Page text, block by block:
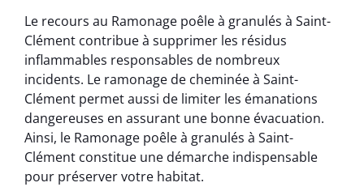
Le recours au Ramonage poêle à granulés à Saint-
Clément contribue à supprimer les résidus
inflammables responsables de nombreux
incidents. Le ramonage de cheminée à Saint-
Clément permet aussi de limiter les émanations
dangereuses en assurant une bonne évacuation.
Ainsi, le Ramonage poêle à granulés à Saint-
Clément constitue une démarche indispensable
pour préserver votre habitat.